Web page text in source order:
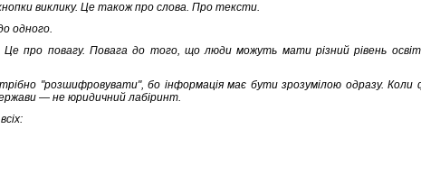
виклику. Це також про слова. Про тексти.
одного.
про повагу. Повага до того, що люди можуть мати різний рівень
"розшифровувати", бо інформація має бути зрозумілою одразу. Коли
— не юридичний лабіринт.